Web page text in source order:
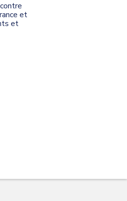
et
et